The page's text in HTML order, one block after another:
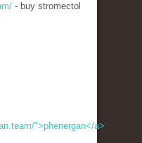
- buy stromectol
">phenergan</a>